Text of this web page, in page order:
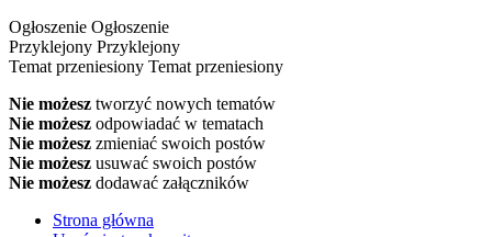
Ogłoszenie Ogłoszenie
Przyklejony Przyklejony
Temat przeniesiony Temat przeniesiony
Nie możesz tworzyć nowych tematów
Nie możesz odpowiadać w tematach
Nie możesz zmieniać swoich postów
Nie możesz usuwać swoich postów
Nie możesz dodawać załączników
Strona główna